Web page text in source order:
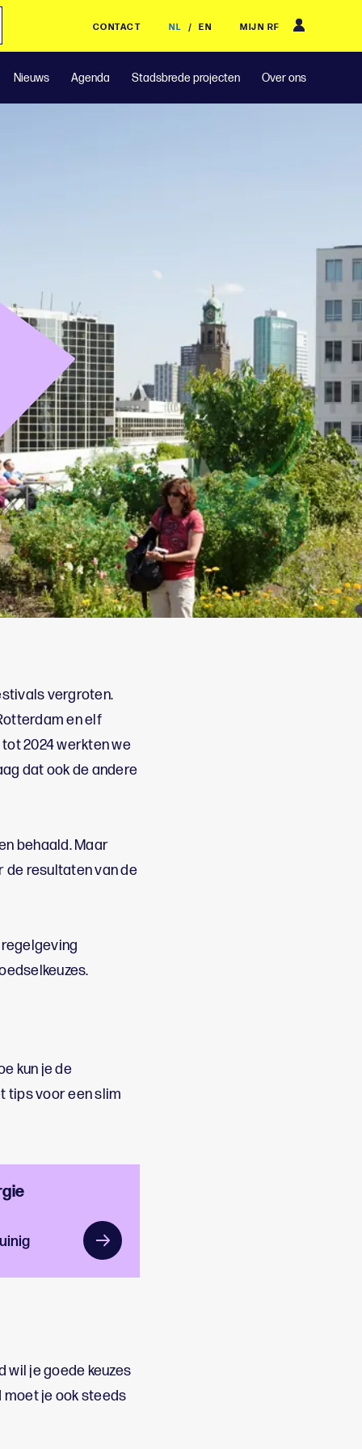
CONTACT NL / EN MIJN RF
Nieuws Agenda Stadsbrede projecten Over ons
vergroten.
en elf
2024 werkten we
dat ook de andere
behaald. Maar
de resultaten van de
kun je de
tips voor een slim
wil je goede keuzes
moet je ook steeds